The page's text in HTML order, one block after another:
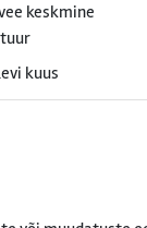
keskmine
kuus